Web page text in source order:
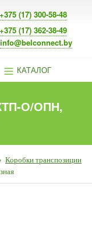
+375 (17) 300-58-48
+375 (17) 362-38-49
info@belconnect.by
КАТАЛОГ
О/ОПН,
Коробки транспозиции